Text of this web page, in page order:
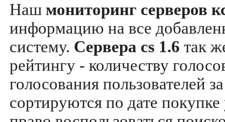
Наш мониторинг серверов
информацию на все
систему. Сервера cs 1.6 так
рейтингу - количеству
голосования пользователей
сортируются по дате